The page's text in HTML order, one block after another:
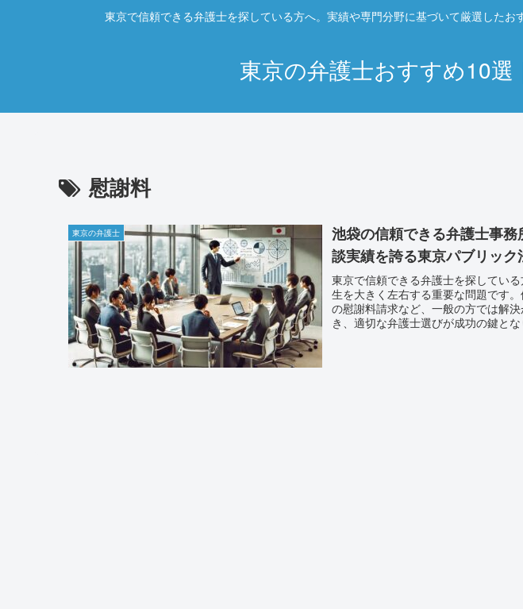
東京で信頼できる弁護士を探している方へ。実績や専門分野に基づいて厳選した
東京の弁護士おすすめ10
慰謝料
東京の弁護士
池袋の信頼できる弁護士事
談実績を誇る東京パブリッ
東京で信頼できる弁護士を探してい
生を大きく左右する重要な問題です
の慰謝料請求など、一般の方では解
き、適切な弁護士選びが成功の鍵と